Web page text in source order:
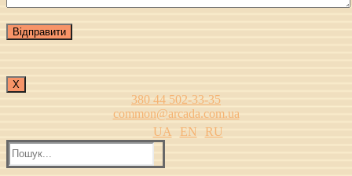
Х
380 44 502-33-35
common@arcada.com.ua
UA
EN
RU
Пошук: